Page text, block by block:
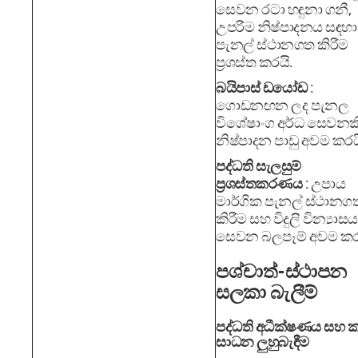
සෙවන රටා හඳුනා ගනී,
උපරිම නිෂ්පාදනය සඳහා
පැනල් ස්ථානගත කිරීම
ප්‍රශස්ත කරයි.
බයිපාස් ඩයෝඩ:
ගොඩනඟන ලද පැනල
විශේෂාංග අර්ධ
නිෂ්පාදන පාඩු අවම
පද්ධති සැලසුම්
ප්‍රශස්තකරණය: උපාය
මාර්ගික පැනල්
කිරීම සහ විදුලි වින්‍යාසය
සෙවන බලපෑම් අවම
පශ්චාත්-ස්ථාපන
සලකා බැලීම්
පද්ධති අධීක්ෂණය සහ
සාධන ලුහුබැඳීම